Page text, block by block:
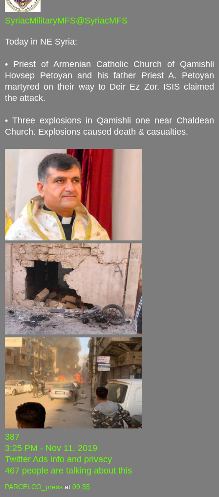
SyriacMilitaryMFS@SyriacMFS
Today in NE Syria:
• Priest of Armenian Catholic Church of Qamishli
Hovsep Petoyan and his father Priest A. Petoyan
martyred on their way to Deir Ez Zor. ISIS claimed
the attack.
• Three explosions in Qamishli one near Chaldean
Church. Explosions caused death & casualties.
387
3:25 PM - Nov 11, 2019
Twitter Ads info and privacy
467 people are talking about this
PARCELCO_press at 09:55